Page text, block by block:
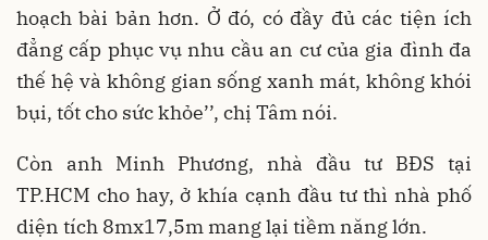
hoạch bài bản hơn. Ở đó, có đầy đủ các tiện ích
đẳng cấp phục vụ nhu cầu an cư của gia đình đa
thế hệ và không gian sống xanh mát, không khói
bụi, tốt cho sức khỏe’’, chị Tâm nói.
Còn anh Minh Phương, nhà đầu tư BĐS tại
TP.HCM cho hay, ở khía cạnh đầu tư thì nhà phố
diện tích 8mx17,5m mang lại tiềm năng lớn.